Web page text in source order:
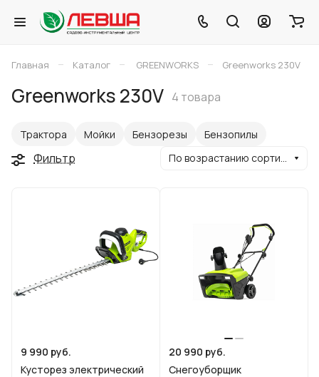
Главная – Каталог – GREENWORKS – Greenworks 230V
Greenworks 230V 4 товара
Трактора Мойки Бензорезы Бензопилы
Фильтр По возрастанию сортировки
9 990 руб.
Кусторез электрический
20 990 руб.
Снегоуборщик